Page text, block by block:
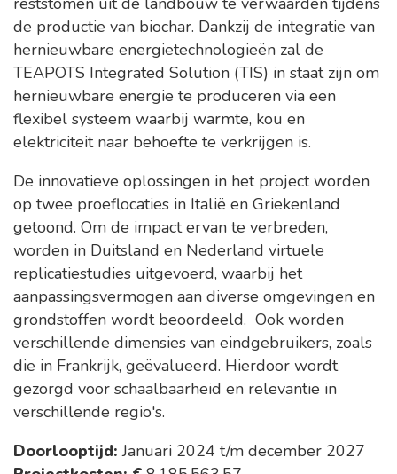
de productie van biochar. Dankzij de integratie van
hernieuwbare energietechnologieën zal de
TEAPOTS Integrated Solution (TIS) in staat zijn om
hernieuwbare energie te produceren via een
flexibel systeem waarbij warmte, kou en
elektriciteit naar behoefte te verkrijgen is.
De innovatieve oplossingen in het project worden
op twee proeflocaties in Italië en Griekenland
getoond. Om de impact ervan te verbreden,
worden in Duitsland en Nederland virtuele
replicatiestudies uitgevoerd, waarbij het
aanpassingsvermogen aan diverse omgevingen en
grondstoffen wordt beoordeeld. Ook worden
verschillende dimensies van eindgebruikers, zoals
die in Frankrijk, geëvalueerd. Hierdoor wordt
gezorgd voor schaalbaarheid en relevantie in
verschillende regio's.
Doorlooptijd:Januari 2024 t/m december 2027